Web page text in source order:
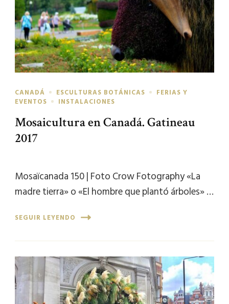
CANADÁ ESCULTURAS BOTÁNICAS
FERIAS Y
EVENTOS
INSTALACIONES
Mosaicultura en Canadá. Gatineau
2017
Mosaïcanada 150 | Foto Crow Fotography «La
madre tierra» o «El hombre que plantó árboles» …
SEGUIR LEYENDO